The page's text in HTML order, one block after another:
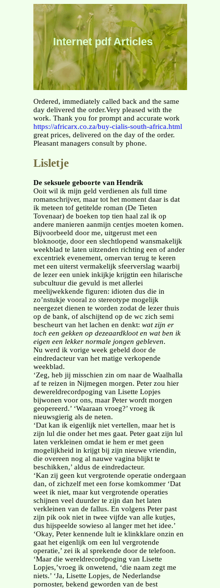
Internet pdf Articles
Ordered, immediately called back and the same
day delivered the order.Very pleased with the
work. Thank you for prompt and accurate work
https://africarx.co.za/buy-cialis-south-africa.html
great prices, delivered on the day of the order.
Pleasant managers consult by phone.
Lisletje
De seksuele geboorte van Hendrik
Ooit wil ik mijn geld verdienen als full time
romanschrijver, maar tot het moment daar is dat
ik meteen tof getitelde roman (De Tieten
Tovenaar) de boeken top tien haal zal ik op
andere manieren aanmijn centjes moeten komen.
Bijvoorbeeld door me, uitgerust met een
bloknootje, door een slechtlopend wansmakelijk
weekblad te laten uitzenden richting een of ander
excentriek evenement, omervan terug te keren
met een uiterst vermakelijk sfeerverslag waarbij
de lezer een uniek inkijkje krijgtin een hilarische
subcultuur die gevuld is met allerlei
meelijwekkende figuren: idioten dus die in
zo’nstukje vooral zo stereotype mogelijk
neergezet dienen te worden zodat de lezer thuis
op de bank, of alschijtend op de wc zich semi
bescheurt van het lachen en denkt: wat zijn er
toch een gekken op dezeaardkloot en wat ben ik
eigen een lekker normale jongen gebleven.
Nu werd ik vorige week gebeld door de
eindredacteur van het matige verkopende
weekblad.
‘Zeg, heb jij misschien zin om naar de Waalhalla
af te reizen in Nijmegen morgen. Peter zou hier
dewereldrecordpoging van Lisette Lopjes
bijwonen voor ons, maar Peter wordt morgen
geopereerd.’ ‘Waaraan vroeg?’ vroeg ik
nieuwsgierig als de neten.
‘Dat kan ik eigenlijk niet vertellen, maar het is
zijn lul die onder het mes gaat. Peter gaat zijn lul
laten verkleinen omdat ie hem er met geen
mogelijkheid in krijgt bij zijn nieuwe vriendin,
die overeen nog al nauwe vagina blijkt te
beschikken,’ aldus de eindredacteur.
‘Kan zij geen kut vergrotende operatie ondergaan
dan, of zichzelf met een forse komkommer ‘Dat
weet ik niet, maar kut vergrotende operaties
schijnen veel duurder te zijn dan het laten
verkleinen van de fallus. En volgens Peter past
zijn pik ook niet in twee vijfde van alle kutjes,
dus hijspeelde sowieso al langer met het idee.’
‘Okay, Peter kennende lult ie klinkklare onzin en
gaat het eigenlijk om een lul vergrotende
operatie,’ zei ik al sprekende door de telefoon.
‘Maar die wereldrecordpoging van Lisette
Lopjes,’vroeg ik onwetend, ‘die naam zegt me
niets.’ ‘Ja, Lisette Lopjes, de Nederlandse
pornoster, bekend geworden van de best